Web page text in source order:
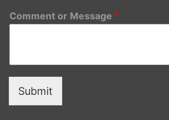
Comment or Message *
Submit